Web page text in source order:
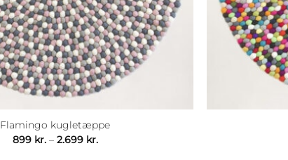
Flamingo kugletæppe
899 kr. – 2.699 kr.Prisinterval: